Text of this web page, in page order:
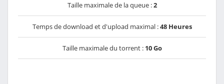
Taille maximale de la queue :2
Temps de download et d'upload maximal :48 Heures
Taille maximale du torrent : 10 Go